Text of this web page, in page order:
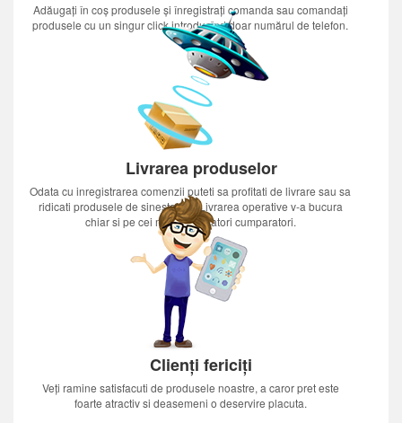
Adăugați în coș produsele și înregistrați comanda sau comandați
produsele cu un singur click introducînd doar numărul de telefon.
Livrarea produselor
Odata cu inregistrarea comenzii puteti sa profitati de livrare sau sa
ridicati produsele de sinestatator.Livrarea operative v-a bucura
chiar si pe cei mai nerabdatori cumparatori.
Clienți fericiți
Veți ramine satisfacuti de produsele noastre, a caror pret este
foarte atractiv si deasemeni o deservire placuta.